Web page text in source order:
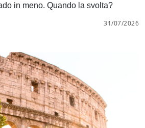
in meno. Quando la svolta?
31/07/2026